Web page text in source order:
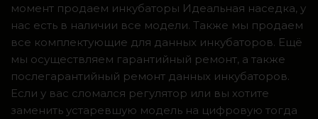
момент продаем инкубаторы Идеальная наседка, у
нас есть в наличии все модели. Также мы продаем
все комплектующие для данных инкубаторов. Ещё
мы осуществляем гарантийный ремонт, а также
послегарантийный ремонт данных инкубаторов.
Если у вас сломался регулятор или вы хотите
заменить устаревшую модель на цифровую тогда